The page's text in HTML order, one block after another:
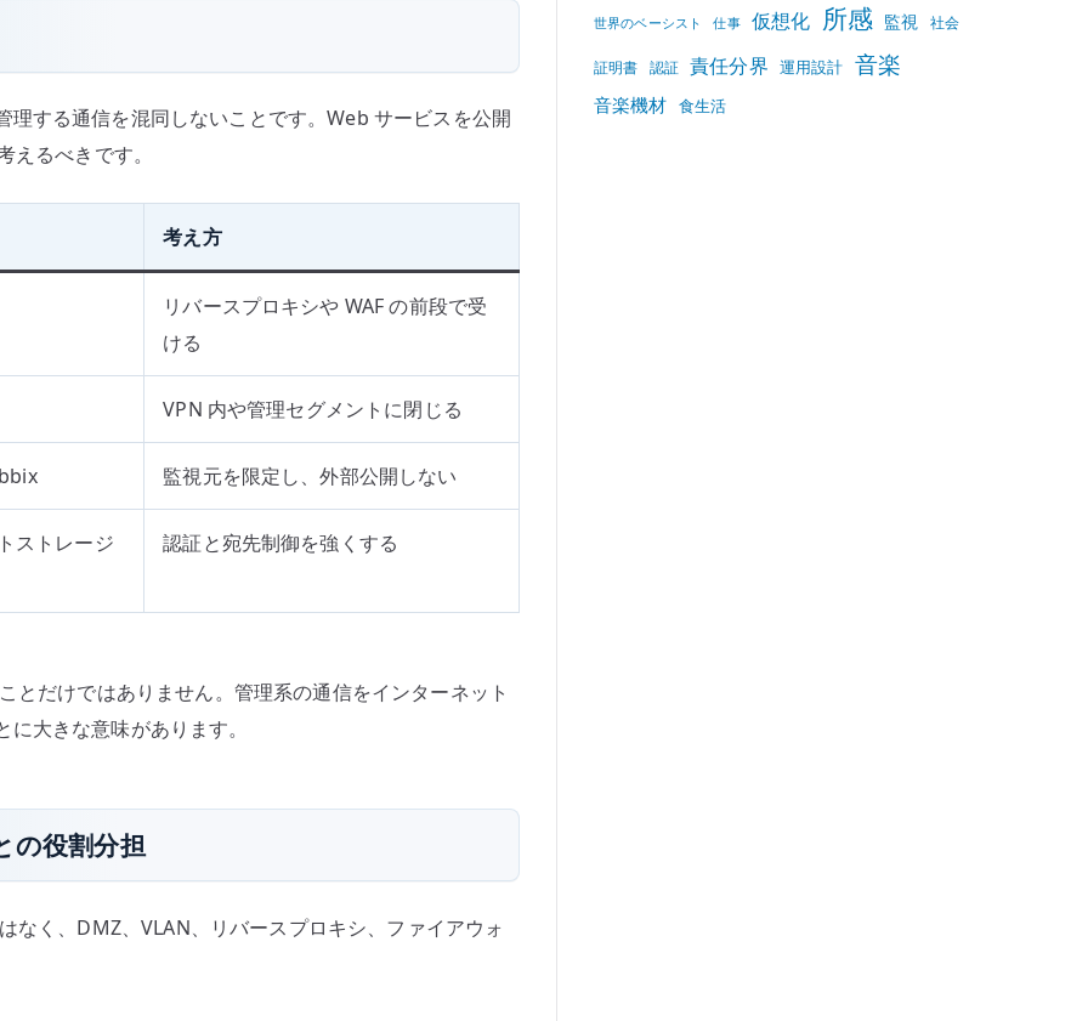
する通信を混同しないことです。Web サービスを公開
るべきです。
考え方
リバースプロキシや WAF の前段で受
ける
VPN 内や管理セグメントに閉じる
監視元を限定し、外部公開しない
ストレージ 認証と宛先制御を強くする
とだけではありません。管理系の通信をインターネット
大きな意味があります。
の役割分担
なく、DMZ、VLAN、リバースプロキシ、ファイアウォ
世界のベーシスト 仕事 仮想化 所感 監視 社会
証明書 認証 責任分界 運用設計 音楽
音楽機材 食生活